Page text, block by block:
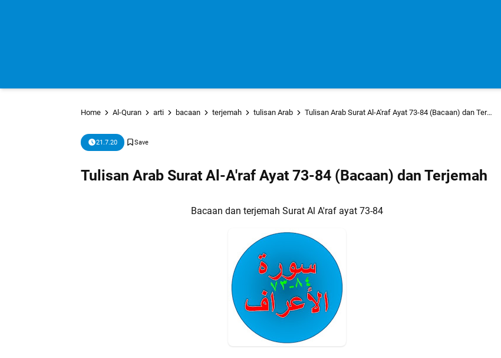
Home Al-Quran arti bacaan terjemah tulisan Arab Tulisan Arab Surat Al-A'raf Ayat 73-84 (Bacaan) dan Terjemah
21.7.20
Tulisan Arab Surat Al-A'raf Ayat 73-84 (Bacaan) dan Terjemah
Bacaan dan terjemah Surat Al A'raf ayat 73-84